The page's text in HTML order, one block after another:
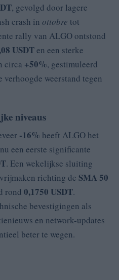
, gevolgd door lagere
crash in ottobre tot
rally van ALGO ontstond
USDTen een sterke
circa +50%, gestimuleerd
weerstand tegen
niveaus
-16% heeft ALGO het
een eerste significante
. Een wekelijkse sluiting
richting de SMA 50
rond 0,1750 USDT.
bevestigingen als
en network-updates
beter te wegen.